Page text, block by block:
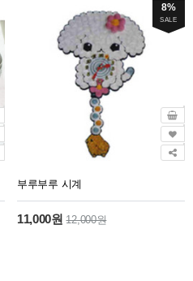
8%
SALE
부루부루 시계
11,000원12,000원